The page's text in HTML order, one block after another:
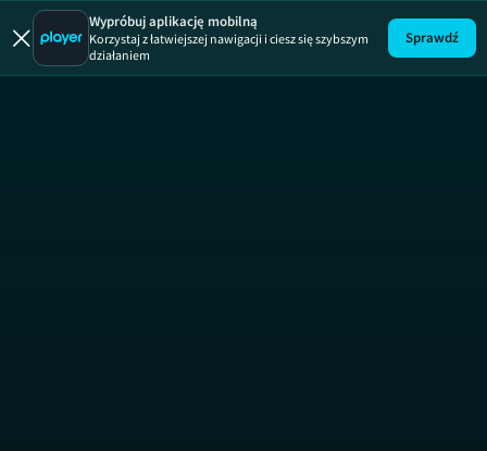
Morze złota
Wypróbuj aplikację mobilną
Korzystaj z łatwiejszej nawigacji i ciesz się szybszym
działaniem
Sprawdź